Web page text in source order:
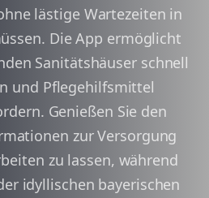
lästige Wartezeiten in
Die App ermöglicht
Sanitätshäuser schnell
und Pflegehilfsmittel
Genießen Sie den
zur Versorgung
zu lassen, während
idyllischen bayerischen